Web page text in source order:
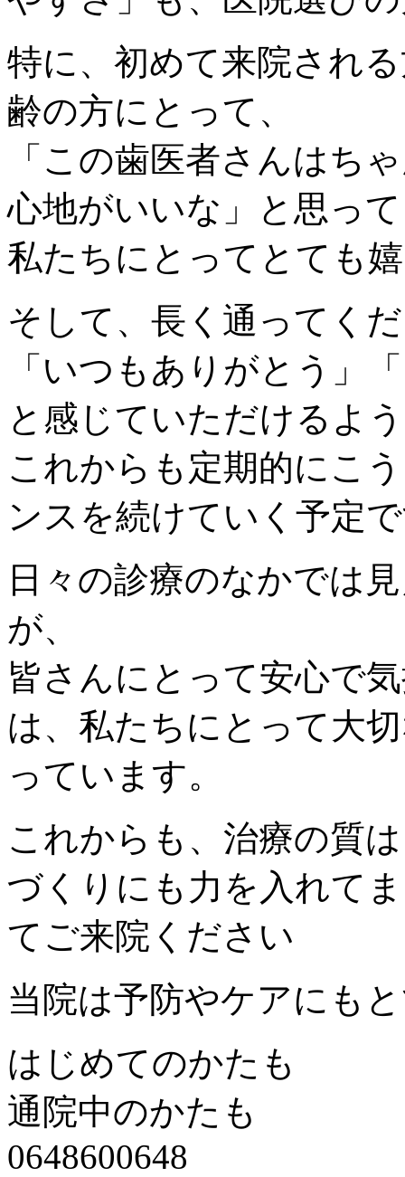
特に、初めて来院され
齢の方にとって、
「この歯医者さんはち
心地がいいな」と思っ
私たちにとってとても
そして、長く通ってく
「いつもありがとう」
と感じていただけるよ
これからも定期的にこ
ンスを続けていく予定
日々の診療のなかでは
が、
皆さんにとって安心で
は、私たちにとって大
っています。
これからも、治療の質
づくりにも力を入れて
てご来院ください
当院は予防やケアにも
はじめてのかたも
通院中のかたも
0648600648